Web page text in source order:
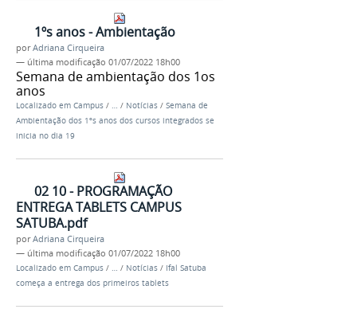
1ºs anos - Ambientação
porAdriana Cirqueira
— última modificação 01/07/2022 18h00
Semana de ambientação dos 1os
anos
Localizado em Campus / … / Notícias / Semana de
Ambientação dos 1ºs anos dos cursos integrados se
inicia no dia 19
02 10 - PROGRAMAÇÃO
ENTREGA TABLETS CAMPUS
SATUBA.pdf
porAdriana Cirqueira
— última modificação 01/07/2022 18h00
Localizado em Campus / … / Notícias / Ifal Satuba
começa a entrega dos primeiros tablets